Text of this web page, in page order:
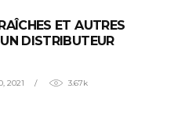
ET AUTRES
DISTRIBUTEUR
2021 3.67k